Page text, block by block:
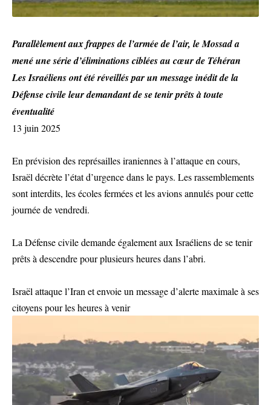
Parallèlement aux frappes de l’armée de l’air, le Mossad a
mené une série d’éliminations ciblées au cœur de Téhéran
Les Israéliens ont été réveillés par un message inédit de la
Défense civile leur demandant de se tenir prêts à toute
éventualité
13 juin 2025
En prévision des représailles iraniennes à l’attaque en cours,
Israël décrète l’état d’urgence dans le pays. Les rassemblements
sont interdits, les écoles fermées et les avions annulés pour cette
journée de vendredi.
La Défense civile demande également aux Israéliens de se tenir
prêts à descendre pour plusieurs heures dans l’abri.
Israël attaque l’Iran et envoie un message d’alerte maximale à ses
citoyens pour les heures à venir